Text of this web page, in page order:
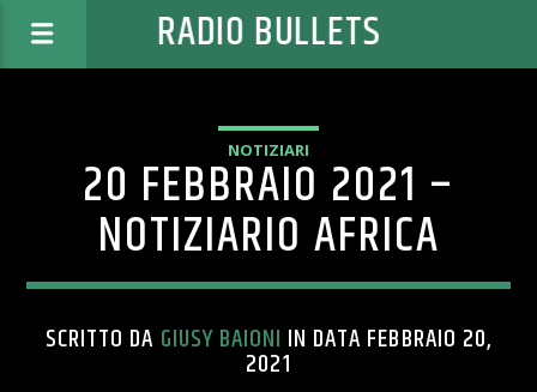
RADIO BULLETS
NOTIZIARI
20 FEBBRAIO 2021 –
NOTIZIARIO AFRICA
SCRITTO DA GIUSY BAIONI IN DATA FEBBRAIO 20,
2021